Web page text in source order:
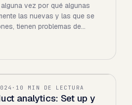
vez por qué algunas
las nuevas y las que se
tienen problemas de
· 10 MIN DE LECTURA
analytics: Set up y